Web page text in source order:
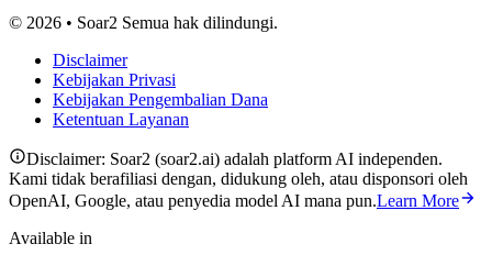
© 2026 • Soar2 Semua hak dilindungi.
Disclaimer
Kebijakan Privasi
Kebijakan Pengembalian Dana
Ketentuan Layanan
Disclaimer: Soar2 (soar2.ai) adalah platform AI independen.
Kami tidak berafiliasi dengan, didukung oleh, atau disponsori oleh
OpenAI, Google, atau penyedia model AI mana pun.Learn More
Available in